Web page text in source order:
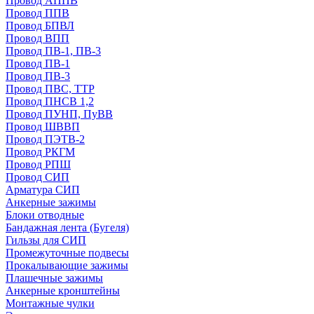
Провод ППВ
Провод БПВЛ
Провод ВПП
Провод ПВ-1, ПВ-3
Провод ПВ-1
Провод ПВ-3
Провод ПВС, ТТР
Провод ПНСВ 1,2
Провод ПУНП, ПуВВ
Провод ШВВП
Провод ПЭТВ-2
Провод РКГМ
Провод РПШ
Провод СИП
Арматура СИП
Анкерные зажимы
Блоки отводные
Бандажная лента (Бугеля)
Гильзы для СИП
Промежуточные подвесы
Прокалывающие зажимы
Плашечные зажимы
Анкерные кронштейны
Монтажные чулки